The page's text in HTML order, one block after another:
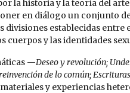
la historia y la teoría del
en diálogo un conjunto
divisiones establecidas
y las identidades
—Deseo y revolución;
de lo común;
y experiencias